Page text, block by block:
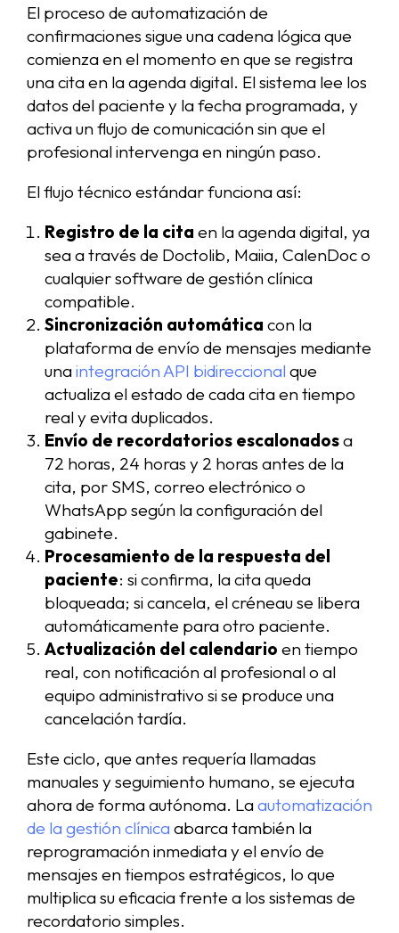
El proceso de automatización de
confirmaciones sigue una cadena lógica que
comienza en el momento en que se registra
una cita en la agenda digital. El sistema lee los
datos del paciente y la fecha programada, y
activa un flujo de comunicación sin que el
profesional intervenga en ningún paso.
El flujo técnico estándar funciona así:
Registro de la cita en la agenda digital, ya
sea a través de Doctolib, Maiia, CalenDoc o
cualquier software de gestión clínica
compatible.
Sincronización automática con la
plataforma de envío de mensajes mediante
unaintegración API bidireccional que
actualiza el estado de cada cita en tiempo
real y evita duplicados.
Envío de recordatorios escalonadosa
72 horas, 24 horas y 2 horas antes de la
cita, por SMS, correo electrónico o
WhatsApp según la configuración del
gabinete.
Procesamiento de la respuesta del
paciente: si confirma, la cita queda
bloqueada; si cancela, el créneau se libera
automáticamente para otro paciente.
Actualización del calendario en tiempo
real, con notificación al profesional o al
equipo administrativo si se produce una
cancelación tardía.
Este ciclo, que antes requería llamadas
manuales y seguimiento humano, se ejecuta
ahora de forma autónoma. Laautomatización
de la gestión clínica abarca también la
reprogramación inmediata y el envío de
mensajes en tiempos estratégicos, lo que
multiplica su eficacia frente a los sistemas de
recordatorio simples.